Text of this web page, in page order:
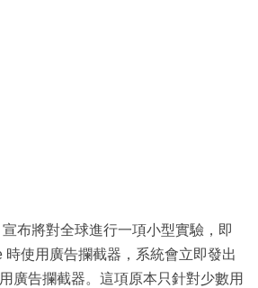
布將對全球進行一項小型實驗，即
時使用廣告攔截器，系統會立即發出
廣告攔截器。這項原本只針對少數用